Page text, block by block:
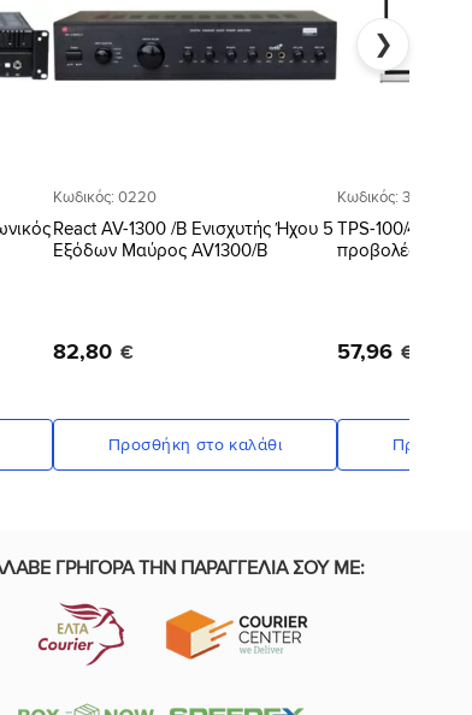
Κωδικός: 0220
React AV-1300 /B Ενισχυτής Ήχου 5
Εξόδων Μαύρος AV1300/B
82,80 €
Προσθήκη στο καλάθι
Κωδικός: 3010
TPS-100/4:3
προβολέα με
57,96 €
❯
ΓΡΗΓΟΡΑ ΤΗΝ ΠΑΡΑΓΓΕΛΙΑ ΣΟΥ ΜΕ: